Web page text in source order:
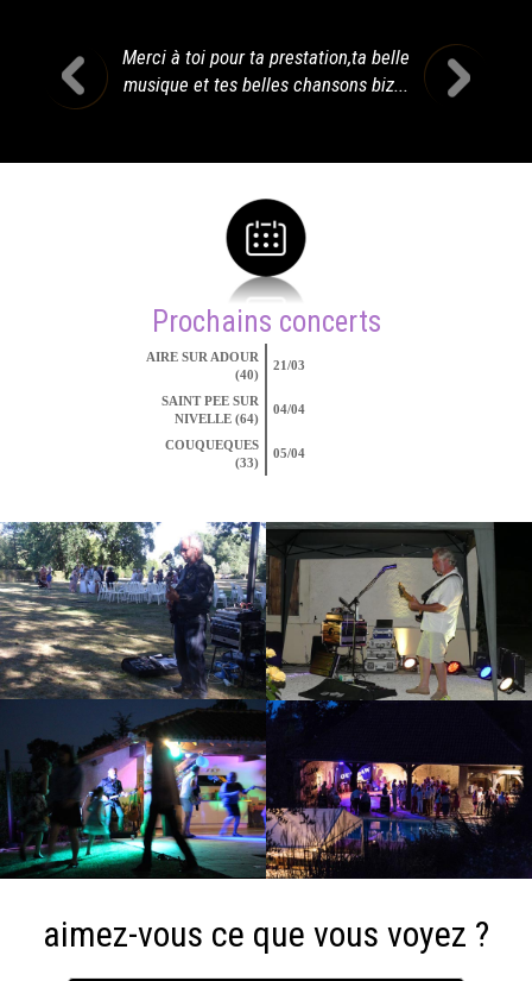
Merci à toi pour ta prestation,ta belle
musique et tes belles chansons biz...
Prochains concerts
AIRE SUR ADOUR
(40)
21/03
SAINT PEE SUR
NIVELLE (64)
04/04
COUQUEQUES
(33)
05/04
aimez-vous ce que vous voyez ?